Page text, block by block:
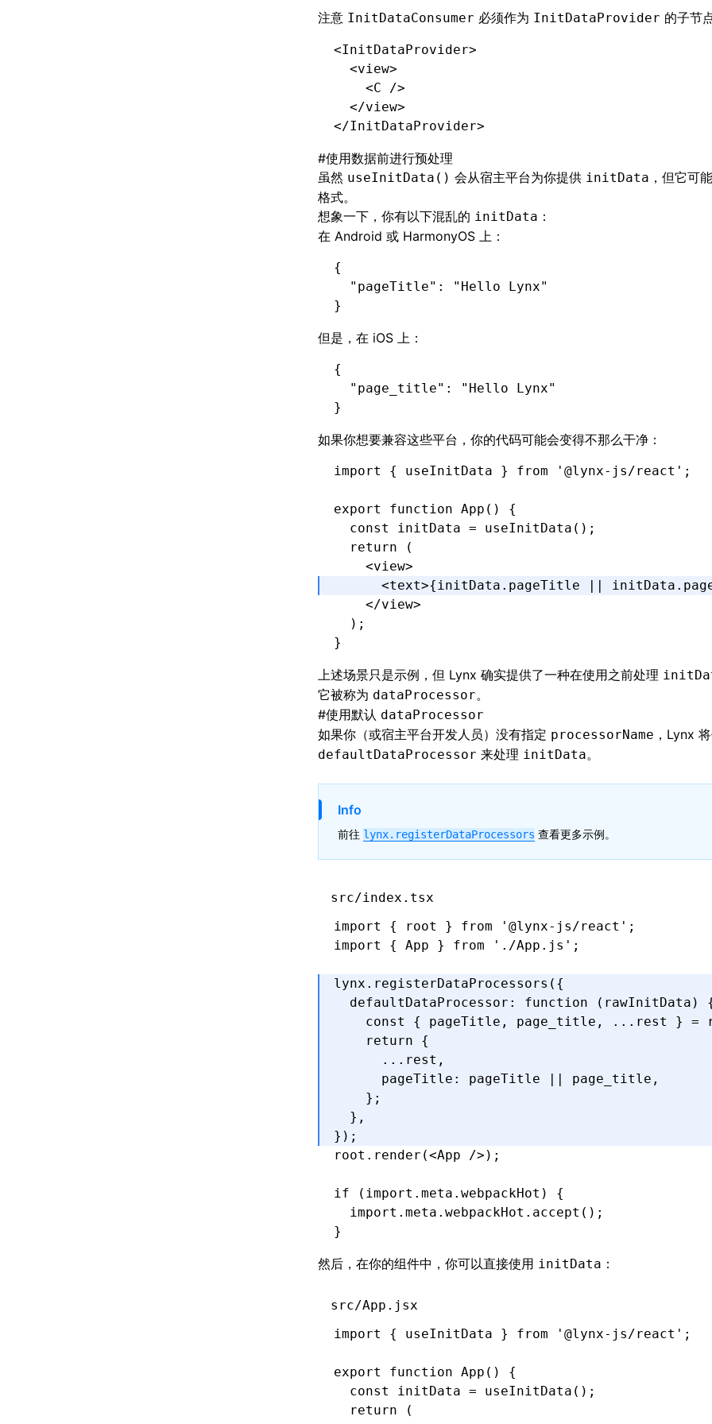
注意 InitDataConsumer 必须作为 InitDataProvider 的子节
<InitDataProvider>
  <
view>
    <
C />
  </
view>
</InitDataProvider>
#使用数据前进行预处理
虽然 useInitData() 会从宿主平台为你提供 initData ，但它可
格式。
想象一下，你有以下混乱的 initData ：
在 Android 或 HarmonyOS 上：
{
  "pageTitle"
:
"Hello Lynx"
}
但是，在 iOS 上：
{
  "page_title"
:
"Hello Lynx"
}
如果你想要兼容这些平台，你的代码可能会变得不那么干净：
import { useInitData } from '@lynx-js/react' ;
export function App () {
  const
initData = useInitData ();
  return
(
    <
view>
      <
text>{initData .pageTitle || initData
    </
view>
  );
}
上述场景只是示例，但 Lynx 确实提供了一种在使用之前处理
它被称为 dataProcessor。
#使用默认 dataProcessor
如果你（或宿主平台开发人员）没有指定 processorName ，Lynx
defaultDataProcessor 来处理 initData。
Info
前往 lynx.registerDataProcessors 查看更多示例。
src/index.tsx
import
{ root } from '@lynx-js/react' ;
import
{ App } from './App.js' ;
lynx .registerDataProcessors ({
  defaultDataProcessor
: function (rawInitData)
    const
{ pageTitle , page_title , ... rest } =
    return
{
      ...
rest ,
      pageTitle
: pageTitle || page_title ,
    };
  }
,
});
root .render (<App />);
if ( import . meta .webpackHot) {
  import
. meta . webpackHot .accept ();
}
然后，在你的组件中，你可以直接使用 initData ：
src/App.jsx
import
{ useInitData } from '@lynx-js/react' ;
export function App () {
  const
initData = useInitData ();
  return
(